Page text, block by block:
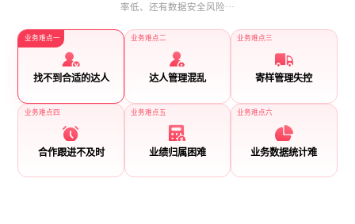
率低、还有数据安全风险···
业务难点一
找不到合适的达人
业务难点二
达人管理混乱
业务难点三
寄样管理失控
业务难点四
合作跟进不及时
业务难点五
业绩归属困难
业务难点六
业务数据统计难